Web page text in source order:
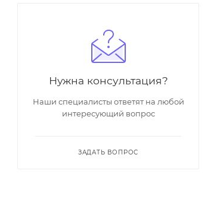
Нужна консультация?
Наши специалисты ответят на любой
интересующий вопрос
ЗАДАТЬ ВОПРОС